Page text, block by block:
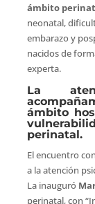
ámbito
neonatal,
embarazo y
nacidos de
experta.
La
ámbito
perinatal.
El encuentro
a la atención
La inauguró
perinatal, con